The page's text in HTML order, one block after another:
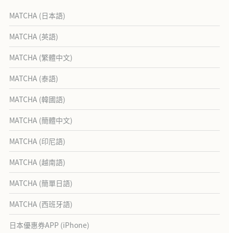
MATCHA (日本語)
MATCHA (英語)
MATCHA (繁體中文)
MATCHA (泰語)
MATCHA (韓國語)
MATCHA (簡體中文)
MATCHA (印尼語)
MATCHA (越南語)
MATCHA (簡單日語)
MATCHA (西班牙語)
日本優惠券APP (iPhone)